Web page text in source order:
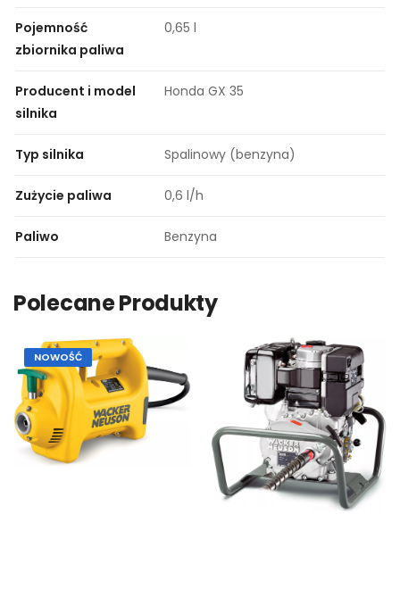
Pojemność
zbiornika paliwa
0,65 l
Producent i model
silnika
Honda GX 35
Typ silnika Spalinowy (benzyna)
Zużycie paliwa 0,6 l/h
Paliwo Benzyna
Polecane Produkty
NOWOŚĆ